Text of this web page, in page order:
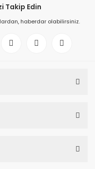
Takip Edin
haberdar olabilirsiniz.